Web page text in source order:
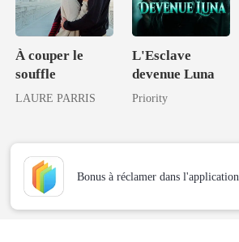
À couper le
souffle
LAURE PARRIS
L'Esclave
devenue Luna
Priority
Bonus à réclamer dans l'application